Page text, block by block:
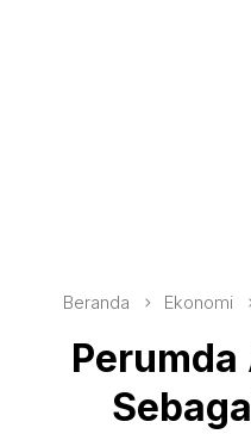
Beranda Ekonomi